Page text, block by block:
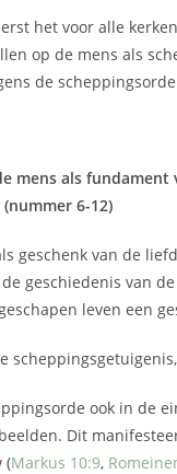
het voor alle
op de mens als
de
mens als fundament
6-12)
geschenk van de
geschiedenis van
leven een
ook in de
Dit
(Markus 10:9,